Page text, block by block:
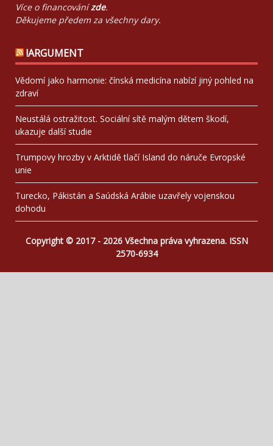
Více o financovánízde.
Děkujeme předem za všechny dary.
!ARGUMENT
Vědomí jako harmonie: čínská medicína nabízí jiný pohled na
zdraví
Neustálá ostražitost. Sociální sítě malým dětem škodí,
ukazuje další studie
Trumpovy hrozby v Arktidě tlačí Island do náruče Evropské
unie
Turecko, Pákistán a Saúdská Arábie uzavřely vojenskou
dohodu
Copyright © 2017 - 2026 Všechna práva vyhrazena. ISSN
2570-6934